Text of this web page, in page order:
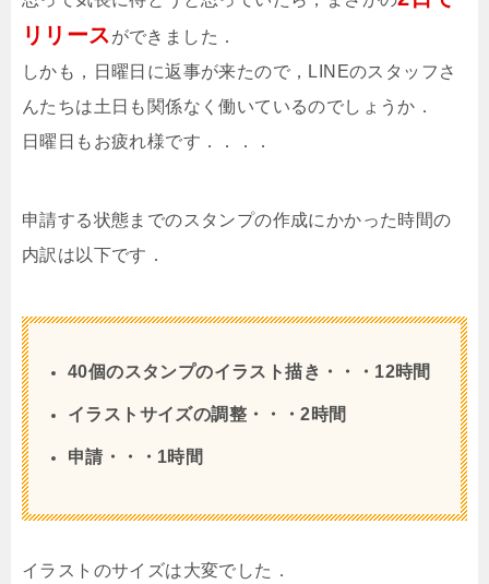
リリースができました．
しかも，日曜日に返事が来たので，LINEのスタッフさ
んたちは土日も関係なく働いているのでしょうか．
日曜日もお疲れ様です．．．．
申請する状態までのスタンプの作成にかかった時間の
内訳は以下です．
40個のスタンプのイラスト描き・・・12時間
イラストサイズの調整・・・2時間
申請・・・1時間
イラストのサイズは大変でした．